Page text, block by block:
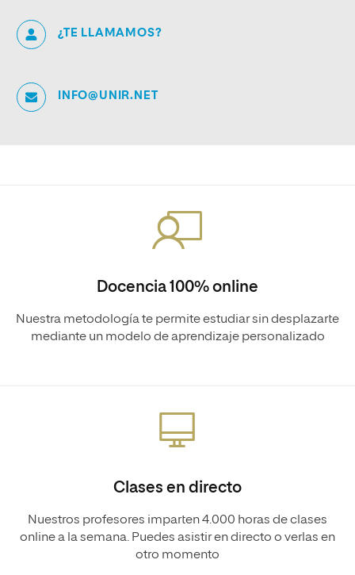
¿TE LLAMAMOS?
INFO@UNIR.NET
Docencia 100% online
Nuestra metodología te permite estudiar sin desplazarte
mediante un modelo de aprendizaje personalizado
Clases en directo
Nuestros profesores imparten 4.000 horas de clases
online a la semana. Puedes asistir en directo o verlas en
otro momento